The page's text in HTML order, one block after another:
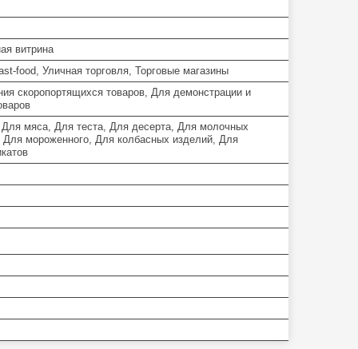
витрина
food, Уличная торговля, Торговые магазины
скоропортящихся товаров, Для демонстрации и
мяса, Для теста, Для десерта, Для молочных
Для мороженного, Для колбасных изделий, Для